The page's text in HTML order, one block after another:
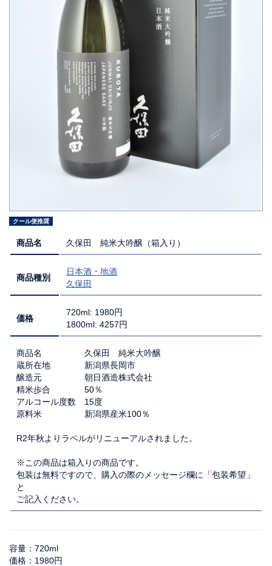
クール便推奨
商品名 久保田 純米大吟醸（箱入り）
商品種別
日本酒・地酒
久保田
価格
720ml: 1980円
1800ml: 4257円
商品名 久保田 純米大吟醸
蔵所在地 新潟県長岡市
醸造元 朝日酒造株式会社
精米歩合 50％
アルコール度数 15度
原料米 新潟県産米100％
R2年秋よりラベルがリニューアルされました。
※この商品は箱入りの商品です。
包装は無料ですので、購入の際のメッセージ欄に「包装希望」
と
ご記入ください。
容量：720ml
価格：1980円